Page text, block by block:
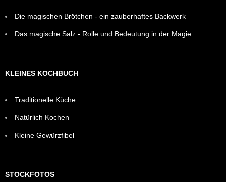
Die magischen Brötchen - ein zauberhaftes Backwerk
Das magische Salz - Rolle und Bedeutung in der Magie
KLEINES KOCHBUCH
Traditionelle Küche
Natürlich Kochen
Kleine Gewürzfibel
STOCKFOTOS